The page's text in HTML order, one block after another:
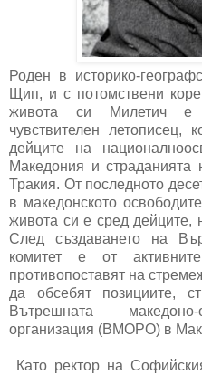
Роден в историко-
Щип, и с потомствени
живота си Милетич е
чувствителен летописец,
дейците на
Македония и страданията
Тракия. От последното
в македонското
живота си е сред дейците,
След създаването на
комитет е от
противопоставят на
да обсебят позициите,
Вътрешната
организация (ВМОРО) в
Като ректор на